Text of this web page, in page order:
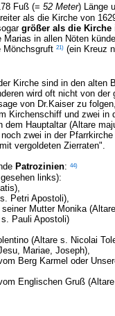
Fuß (= 52 Meter) Länge
als die Kirche von
größer als die
in allen Nöten
Mönchsgruft 21)(ein Kreuz
Kirche sind in den
wird oft nicht von
von Dr.Kaiser zu
Kirchenschiff und zwei in
dem Hauptaltar(Altare
zwei in der
vergoldeten Zierraten".
Patrozinien: 44)
links):
Petri Apostoli),
Mutter Monika
Pauli Apostoli)
(Altare s. Nicolai
Mariae, Joseph),
Berg Karmel oder
Englischen Gruß